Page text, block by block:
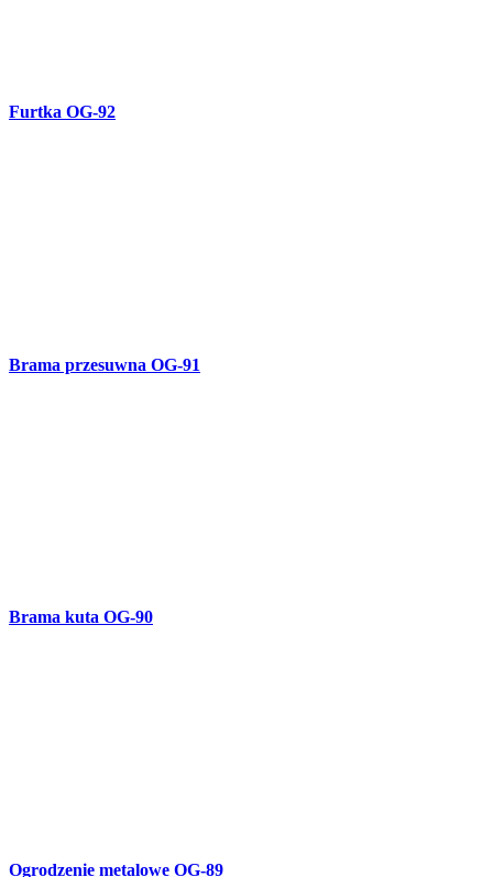
Brama kuta OG-90
Ogrodzenie metalowe OG-89
Ogrodzenie OG-88